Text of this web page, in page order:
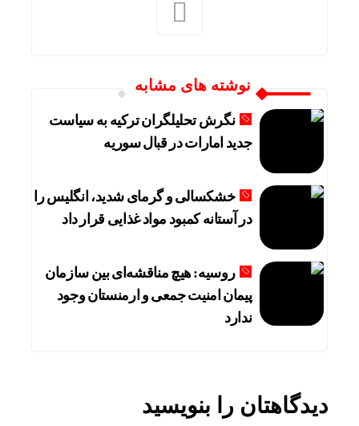
نوشته های مشابه
نگرش تحلیلگران ترکیه به سیاست
جدید امارات در قبال سوریه
خشکسالی و گرمای شدید، انگلیس را
در آستانه کمبود مواد غذایی قرار داد
روسیه: هیچ مناقشه‌ای بین سازمان
پیمان امنیت جمعی و ارمنستان وجود
ندارد
دیدگاهتان را بنویسید